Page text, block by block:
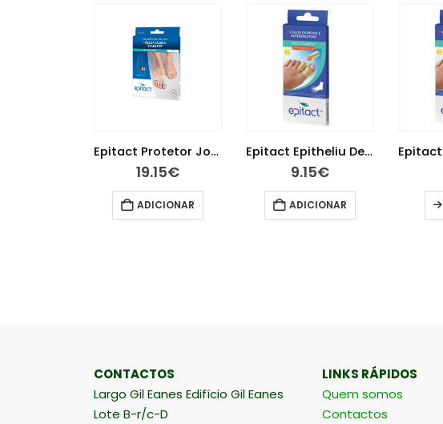
Epitact Protetor Joanetes Tamanho M
19.15€
ADICIONAR
Epitact Epitheliu Dedeira Tm
9.15€
ADICIONAR
CONTACTOS
Largo Gil Eanes Edifício Gil Eanes
Lote B-r/c-D
LINKS RÁPIDOS
Quem somos
Contactos